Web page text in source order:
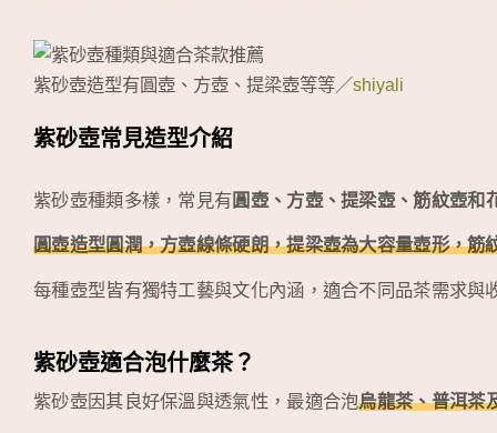
紫砂壺造型有圓壺、方壺、提梁壺等等／shiyali
紫砂壺常見造型介紹
紫砂壺種類多樣，常見有圓壺、方壺、提梁壺、筋紋壺和
圓壺造型圓潤，方壺線條硬朗，提梁壺為大容量壺形，
每種壺型皆有獨特工藝與文化內涵，適合不同品茶需求與
紫砂壺適合泡什麼茶？
紫砂壺因其良好保溫與透氣性，最適合泡烏龍茶、普洱茶